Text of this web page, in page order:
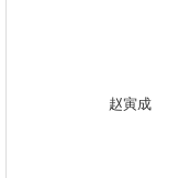
赵寅成